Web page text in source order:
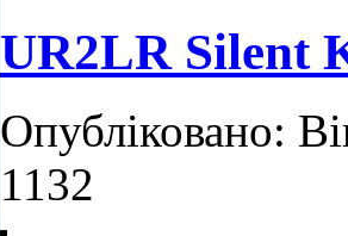
UR2LR Silent
Опубліковано:
1132